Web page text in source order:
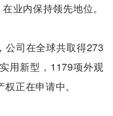
业内保持领先地位。
公司在全球共取得273
用新型，1179项外观
正在申请中。